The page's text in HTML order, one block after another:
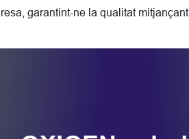
garantint-ne la qualitat mitjançant